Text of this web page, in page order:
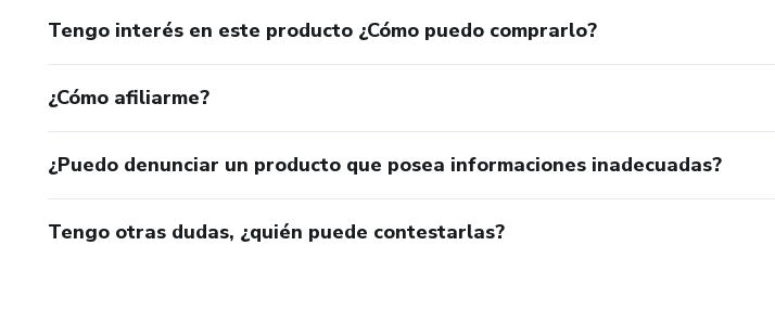
Tengo interés en este producto ¿Cómo puedo comprarlo?
¿Cómo afiliarme?
¿Puedo denunciar un producto que posea informaciones inadecuadas?
Tengo otras dudas, ¿quién puede contestarlas?